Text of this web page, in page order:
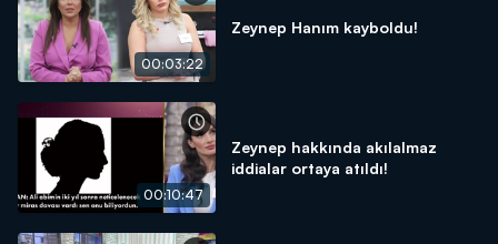
00:03:22
Zeynep Hanım kayboldu!
00:10:47
Zeynep hakkında akılalmaz
iddialar ortaya atıldı!